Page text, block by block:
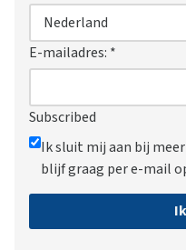
E-mailadres: *
Subscribed
Ik sluit mij aan bij
blijf graag per e-mail